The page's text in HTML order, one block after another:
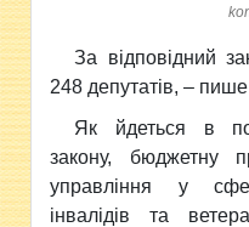
За відповідний
248 депутатів, – пише
Як йдеться в
закону, бюджетну
управління у
інвалідів та